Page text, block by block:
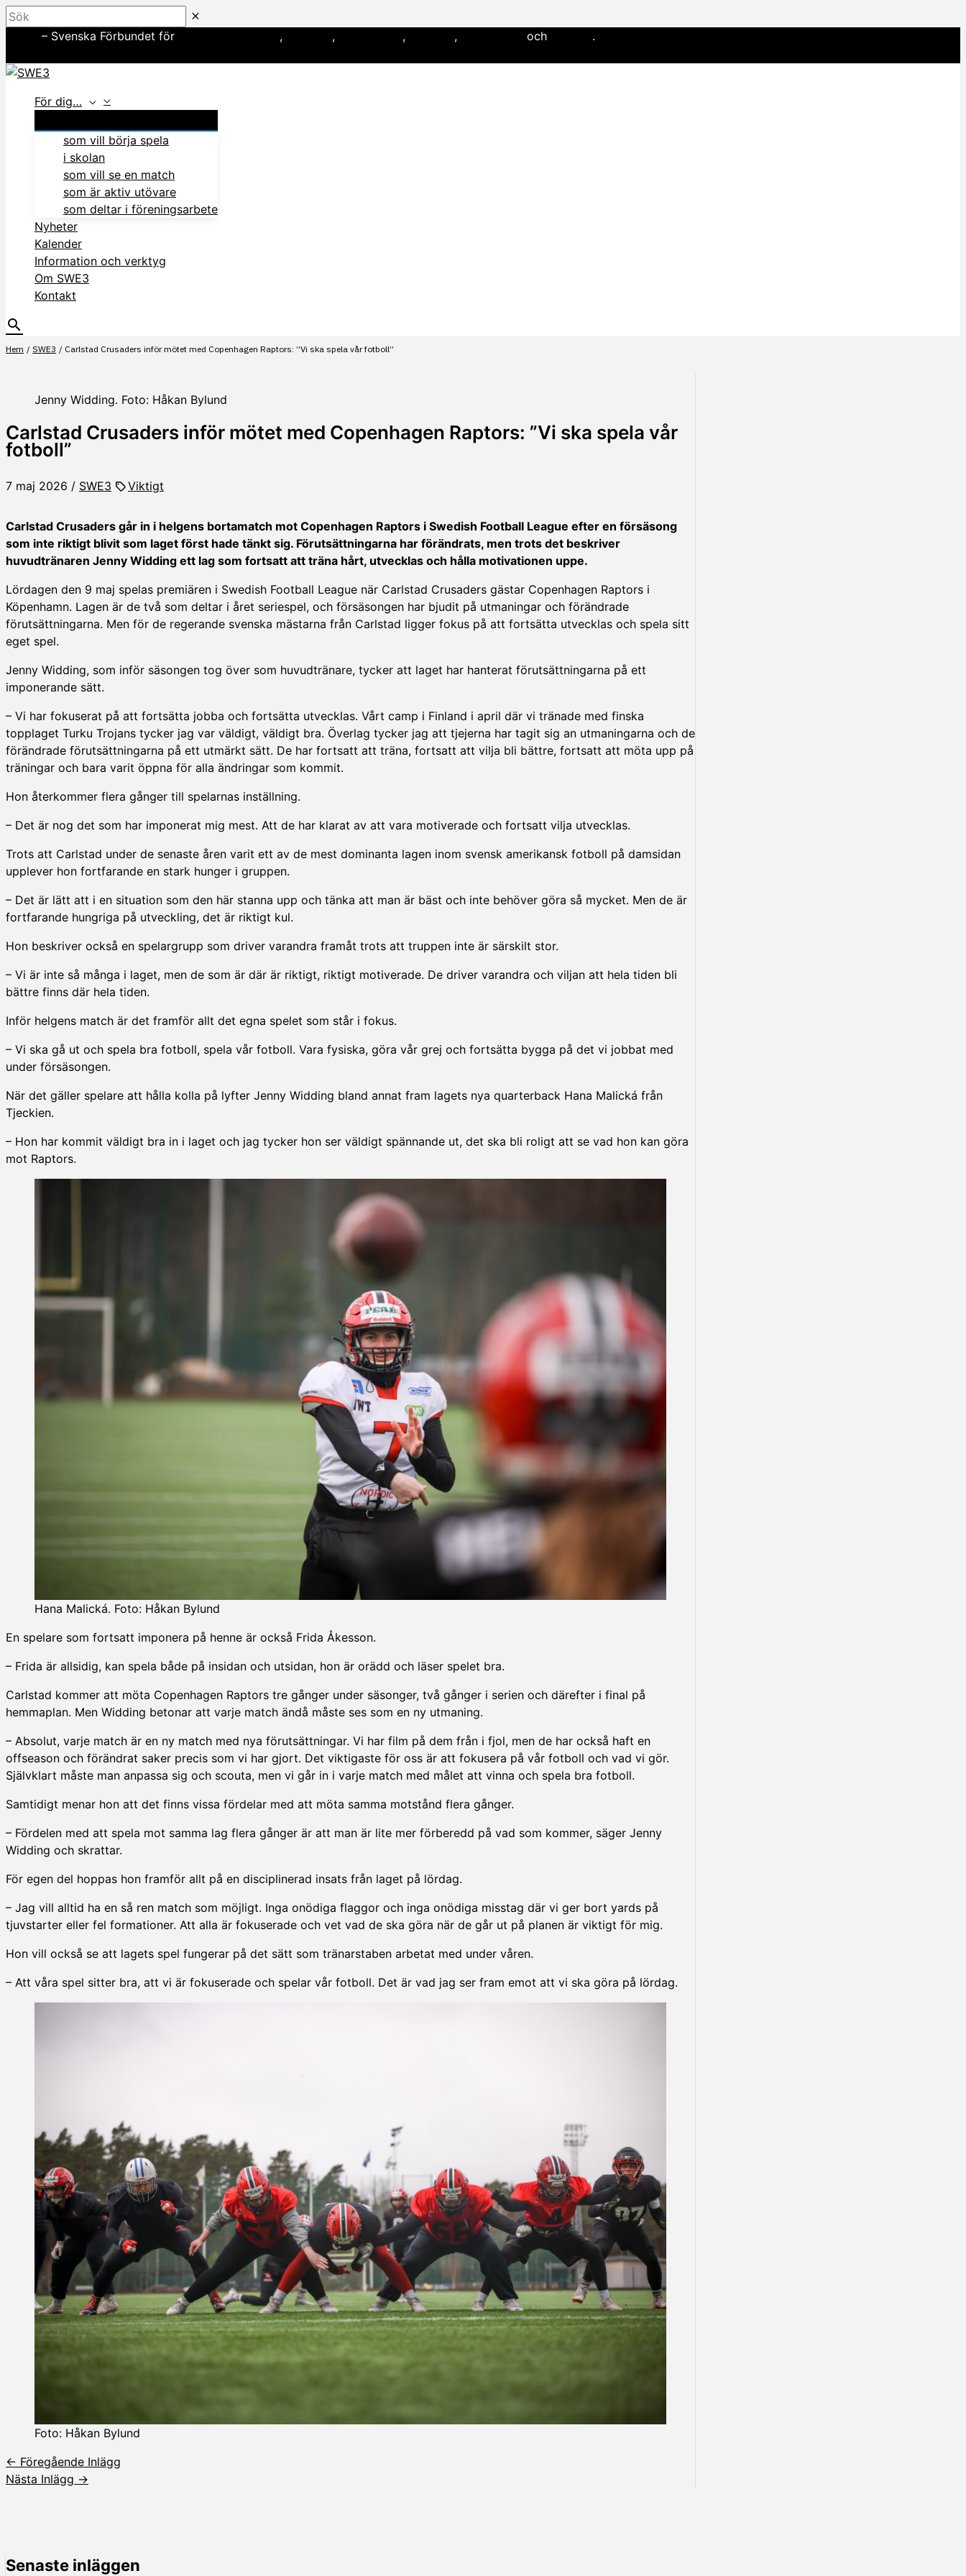
Hoppa
till
Sök
– Svenska Förbundet för , , , , och .
För dig…
som vill börja spela
i skolan
som vill se en match
som är aktiv utövare
som deltar i föreningsarbete
Nyheter
Kalender
Information och verktyg
Om SWE3
Kontakt
Hem SWE3 Carlstad Crusaders inför mötet med Copenhagen Raptors: ”Vi ska spela vår fotboll”
Jenny Widding. Foto: Håkan Bylund
Carlstad Crusaders inför mötet med Copenhagen Raptors: ”Vi ska spela vår
fotboll”
7 maj 2026 / SWE3 Viktigt
Carlstad Crusaders går in i helgens bortamatch mot Copenhagen Raptors i Swedish Football League efter en försäsong
som inte riktigt blivit som laget först hade tänkt sig. Förutsättningarna har förändrats, men trots det beskriver
huvudtränaren Jenny Widding ett lag som fortsatt att träna hårt, utvecklas och hålla motivationen uppe.
Lördagen den 9 maj spelas premiären i Swedish Football League när Carlstad Crusaders gästar Copenhagen Raptors i
Köpenhamn. Lagen är de två som deltar i året seriespel, och försäsongen har bjudit på utmaningar och förändrade
förutsättningarna. Men för de regerande svenska mästarna från Carlstad ligger fokus på att fortsätta utvecklas och spela sitt
eget spel.
Jenny Widding, som inför säsongen tog över som huvudtränare, tycker att laget har hanterat förutsättningarna på ett
imponerande sätt.
– Vi har fokuserat på att fortsätta jobba och fortsätta utvecklas. Vårt camp i Finland i april där vi tränade med finska
topplaget Turku Trojans tycker jag var väldigt, väldigt bra. Överlag tycker jag att tjejerna har tagit sig an utmaningarna och de
förändrade förutsättningarna på ett utmärkt sätt. De har fortsatt att träna, fortsatt att vilja bli bättre, fortsatt att möta upp på
träningar och bara varit öppna för alla ändringar som kommit.
Hon återkommer flera gånger till spelarnas inställning.
– Det är nog det som har imponerat mig mest. Att de har klarat av att vara motiverade och fortsatt vilja utvecklas.
Trots att Carlstad under de senaste åren varit ett av de mest dominanta lagen inom svensk amerikansk fotboll på damsidan
upplever hon fortfarande en stark hunger i gruppen.
– Det är lätt att i en situation som den här stanna upp och tänka att man är bäst och inte behöver göra så mycket. Men de är
fortfarande hungriga på utveckling, det är riktigt kul.
Hon beskriver också en spelargrupp som driver varandra framåt trots att truppen inte är särskilt stor.
– Vi är inte så många i laget, men de som är där är riktigt, riktigt motiverade. De driver varandra och viljan att hela tiden bli
bättre finns där hela tiden.
Inför helgens match är det framför allt det egna spelet som står i fokus.
– Vi ska gå ut och spela bra fotboll, spela vår fotboll. Vara fysiska, göra vår grej och fortsätta bygga på det vi jobbat med
under försäsongen.
När det gäller spelare att hålla kolla på lyfter Jenny Widding bland annat fram lagets nya quarterback Hana Malická från
Tjeckien.
– Hon har kommit väldigt bra in i laget och jag tycker hon ser väldigt spännande ut, det ska bli roligt att se vad hon kan göra
mot Raptors.
Hana Malická. Foto: Håkan Bylund
En spelare som fortsatt imponera på henne är också Frida Åkesson.
– Frida är allsidig, kan spela både på insidan och utsidan, hon är orädd och läser spelet bra.
Carlstad kommer att möta Copenhagen Raptors tre gånger under säsonger, två gånger i serien och därefter i final på
hemmaplan. Men Widding betonar att varje match ändå måste ses som en ny utmaning.
– Absolut, varje match är en ny match med nya förutsättningar. Vi har film på dem från i fjol, men de har också haft en
offseason och förändrat saker precis som vi har gjort. Det viktigaste för oss är att fokusera på vår fotboll och vad vi gör.
Självklart måste man anpassa sig och scouta, men vi går in i varje match med målet att vinna och spela bra fotboll.
Samtidigt menar hon att det finns vissa fördelar med att möta samma motstånd flera gånger.
– Fördelen med att spela mot samma lag flera gånger är att man är lite mer förberedd på vad som kommer, säger Jenny
Widding och skrattar.
För egen del hoppas hon framför allt på en disciplinerad insats från laget på lördag.
– Jag vill alltid ha en så ren match som möjligt. Inga onödiga flaggor och inga onödiga misstag där vi ger bort yards på
tjuvstarter eller fel formationer. Att alla är fokuserade och vet vad de ska göra när de går ut på planen är viktigt för mig.
Hon vill också se att lagets spel fungerar på det sätt som tränarstaben arbetat med under våren.
– Att våra spel sitter bra, att vi är fokuserade och spelar vår fotboll. Det är vad jag ser fram emot att vi ska göra på lördag.
Foto: Håkan Bylund
← Föregående Inlägg
Nästa Inlägg →
Senaste inläggen